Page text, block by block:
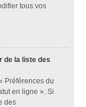
tous vos
de la liste des
Préférences du
en ligne ». Si
des